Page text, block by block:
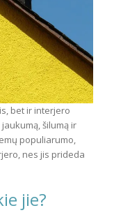
bet ir interjero
šilumą ir
populiarumo,
nes jis prideda
jie?